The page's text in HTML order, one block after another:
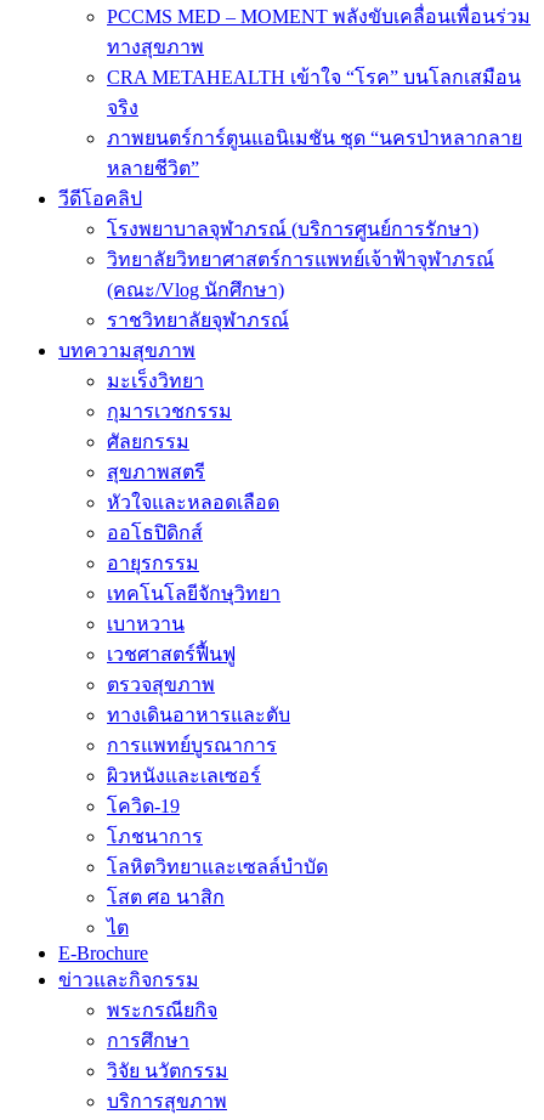
PCCMS MED – MOMENT พลังขับเคลื่อนเพื่อนร่วม
ทางสุขภาพ
CRA METAHEALTH เข้าใจ “โรค” บนโลกเสมือน
จริง
ภาพยนตร์การ์ตูนแอนิเมชัน ชุด “นครป่าหลากลาย
หลายชีวิต”
วีดีโอคลิป
โรงพยาบาลจุฬาภรณ์ (บริการศูนย์การรักษา)
วิทยาลัยวิทยาศาสตร์การแพทย์เจ้าฟ้าจุฬาภรณ์
(คณะ/Vlog นักศึกษา)
ราชวิทยาลัยจุฬาภรณ์
บทความสุขภาพ
มะเร็งวิทยา
กุมารเวชกรรม
ศัลยกรรม
สุขภาพสตรี
หัวใจและหลอดเลือด
ออโธปิดิกส์
อายุรกรรม
เทคโนโลยีจักษุวิทยา
เบาหวาน
เวชศาสตร์ฟื้นฟู
ตรวจสุขภาพ
ทางเดินอาหารและตับ
การแพทย์บูรณาการ
ผิวหนังและเลเซอร์
โควิด-19
โภชนาการ
โลหิตวิทยาและเซลล์บำบัด
โสต ศอ นาสิก
ไต
E-Brochure
ข่าวและกิจกรรม
พระกรณียกิจ
การศึกษา
วิจัย นวัตกรรม
บริการสุขภาพ